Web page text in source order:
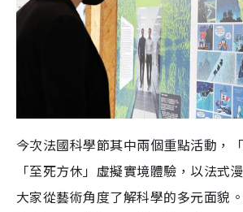
今次法國科學節其中兩個重點活動，
「至死方休」虛擬實境體驗，以法式
大家從藝術角度了解科學的多元面貌